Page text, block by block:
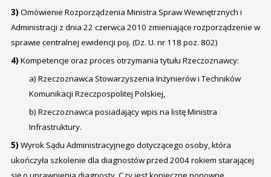
3) Omówienie Rozporządzenia Ministra Spraw Wewnętrznych i
Administracji z dnia 22 czerwca 2010 zmieniające rozporządzenie w
sprawie centralnej ewidencji poj. (Dz. U. nr 118 poz. 802)
4) Kompetencje oraz proces otrzymania tytułu Rzeczoznawcy:
a) Rzeczoznawca Stowarzyszenia Inżynierów i Techników
Komunikacji Rzeczpospolitej Polskiej,
b) Rzeczoznawca posiadający wpis na listę Ministra
Infrastruktury.
5) Wyrok Sądu Administracyjnego dotyczącego osoby, która
ukończyła szkolenie dla diagnostów przed 2004 rokiem starającej